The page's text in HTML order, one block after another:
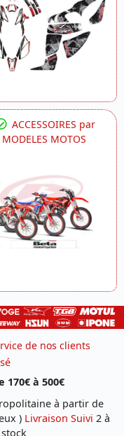
ACCESSOIRES par
MODELES MOTOS
de nos clients
170€ à 500€
à partir de
) Livraison Suivi 2 à